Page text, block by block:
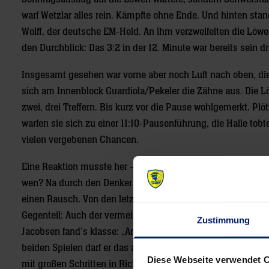
Zustimmung
Diese Webseite verwendet
warf Wetzlar alles rein. Kämpfte ohne Ende. Und hinten
Wolff, der deutsche EM-Held. An ihm verzweifelten die
den Durchblick: Das 3:2 in der 12. Minute war bereits sein
Insgesamt gesehen war vorne aber noch Luft nach oben,
sich am Innenblock Guardiola/Pekeler die Zähne aus. Die
zwei, drei Treffern. Bis kurz vor die Pause wohlgemerkt.
warfen sie sich zu einer 11:10-Pausenführung, die Halle
vielen vergebenen Chancen.
Eine Reaktion musste her – und die kam auch. Allerdings
wen? Na durch den Denker und Lenker, durch Andy
einen Rausch. Von den letzten neun Löwen-Toren
Gegenteil: Auch der vermeintlich stärkste Mittelmann der
Jacobsen fand’s klasse: „Andy hat die ganze Mannschaft
beiden Spielen darf er das aber gerne von Anfang an
mit großen Schritten in Richtung Bus.